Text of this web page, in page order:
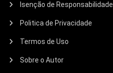
Isenção de Responsabilidade
Politica de Privacidade
Termos de Uso
Sobre o Autor